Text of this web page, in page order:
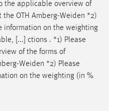
the applicable overview of
OTH Amberg-Weiden *2)
information on the weighting
[...] ctions . *1) Please
of the forms of
Weiden *2) Please
on the weighting (in %